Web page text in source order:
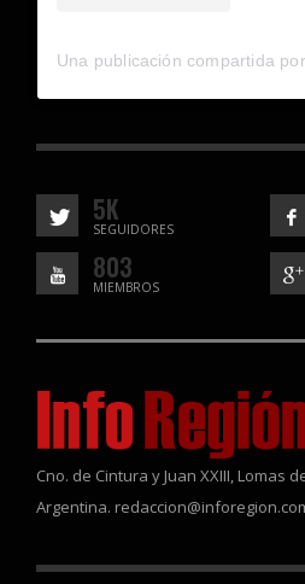
5K
SEGUIDORES
803
MIEMBROS
Cno. de Cintura y Juan XXIII, Lomas
Argentina.